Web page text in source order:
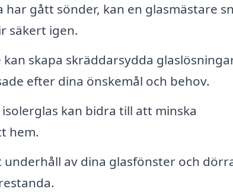
har gått sönder, kan en glasmästare
säkert igen.
kan skapa skräddarsydda
efter dina önskemål och behov.
kan bidra till att minska
hem.
underhåll av dina glasfönster och